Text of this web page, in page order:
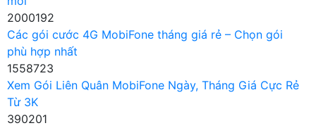
2000192
Các gói cước 4G MobiFone tháng giá rẻ – Chọn gói
phù hợp nhất
1558723
Xem Gói Liên Quân MobiFone Ngày, Tháng Giá Cực Rẻ
Từ 3K
390201